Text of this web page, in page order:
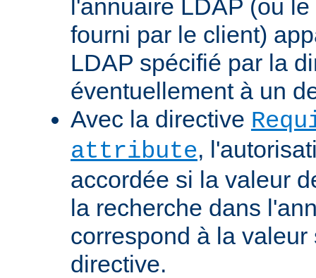
l'annuaire LDAP (ou
fourni par le client)
LDAP spécifié par la
éventuellement à un
Avec la directive
attribute,
accordée si la valeur
la recherche dans
correspond à la
directive.